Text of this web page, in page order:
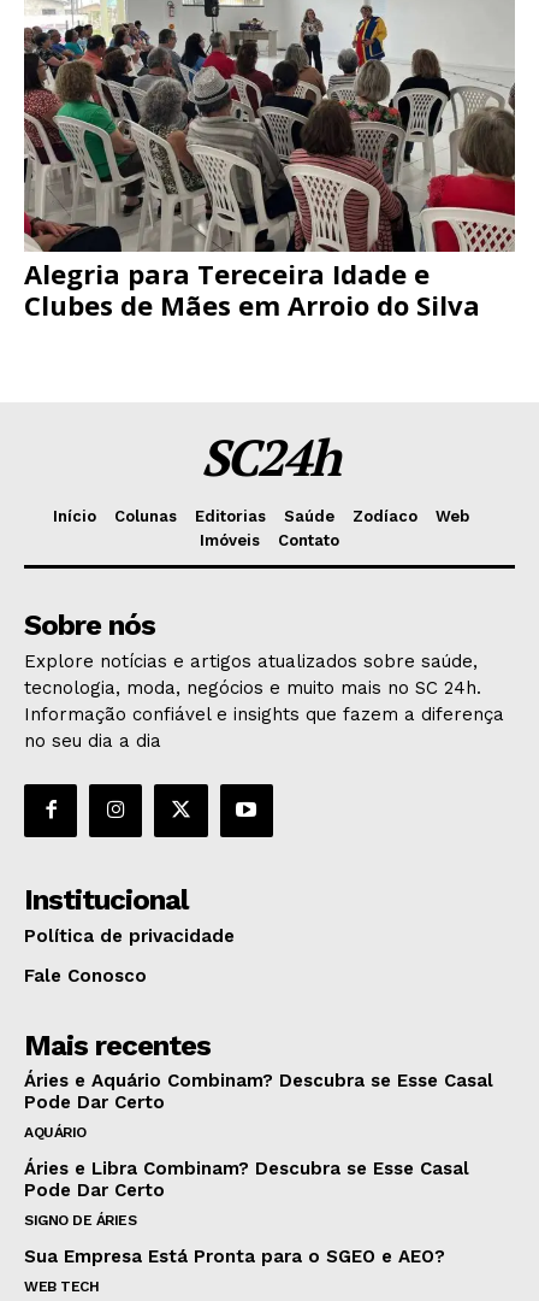
Alegria para Tereceira Idade e
Clubes de Mães em Arroio do Silva
SC24h
Início Colunas Editorias Saúde Zodíaco
Web
Imóveis
Contato
Sobre nós
Explore notícias e artigos atualizados sobre saúde,
tecnologia, moda, negócios e muito mais no SC 24h.
Informação confiável e insights que fazem a diferença
no seu dia a dia
Institucional
Política de privacidade
Fale Conosco
Mais recentes
Áries e Aquário Combinam? Descubra se Esse Casal
Pode Dar Certo
AQUÁRIO
Áries e Libra Combinam? Descubra se Esse Casal
Pode Dar Certo
SIGNO DE ÁRIES
Sua Empresa Está Pronta para o SGEO e AEO?
WEB TECH